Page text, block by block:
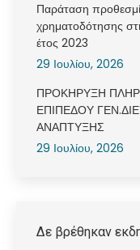
Παράταση
χρηματοδότησης
έτος 2023
29 Ιουλίου, 2026
ΠΡΟΚΗΡΥΞΗ
ΕΠΙΠΕΔΟΥ
ΑΝΑΠΤΥΞΗΣ
29 Ιουλίου, 2026
Δε βρέθηκαν